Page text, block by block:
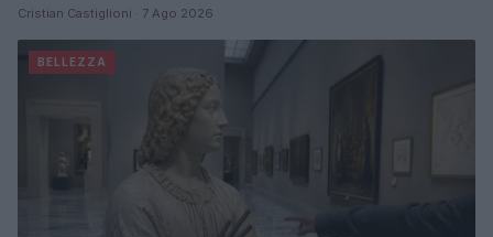
Cristian Castiglioni · 7 Ago 2026
BELLEZZA